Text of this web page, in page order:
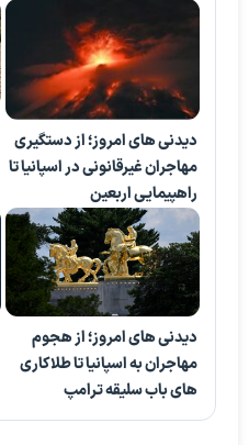
دیدنی های امروز؛ از دستگیری
مهاجران غیرقانونی در اسپانیا تا
راهپیمایی اربعین
دیدنی های امروز؛ از هجوم
مهاجران به اسپانیا تا طلاکاری
های باب سلیقه ترامپ